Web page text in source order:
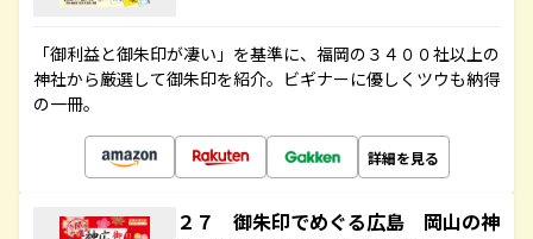
「御利益と御朱印が凄い」を基準に、福岡の３４００社以上の
神社から厳選して御朱印を紹介。ビギナーに優しくツウも納得
の一冊。
詳細を見る
２７ 御朱印でめぐる広島 岡山の神